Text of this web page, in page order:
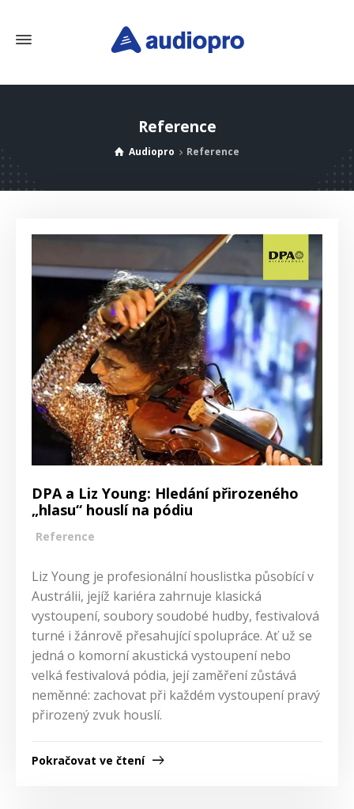
Reference
Audiopro Reference
DPA a Liz Young: Hledání přirozeného
„hlasu“ houslí na pódiu
Reference
Liz Young je profesionální houslistka působící v
Austrálii, jejíž kariéra zahrnuje klasická
vystoupení, soubory soudobé hudby, festivalová
turné i žánrově přesahující spolupráce. Ať už se
jedná o komorní akustická vystoupení nebo
velká festivalová pódia, její zaměření zůstává
neměnné: zachovat při každém vystoupení pravý
přirozený zvuk houslí.
Pokračovat ve čtení